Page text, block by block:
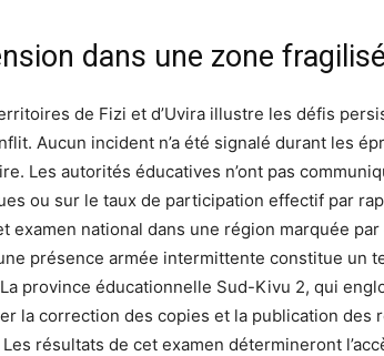
dans une zone
de Fizi et d’Uvira illustre les défis
Aucun incident n’a été signalé durant les
Les autorités éducatives n’ont pas
ou sur le taux de participation effectif par
examen national dans une région marquée par
présence armée intermittente constitue un
province éducationnelle Sud-Kivu 2, qui
la correction des copies et la publication des
résultats de cet examen détermineront